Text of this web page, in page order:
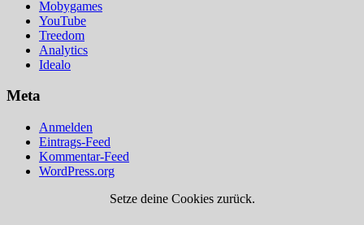
Mobygames
YouTube
Treedom
Analytics
Idealo
Meta
Anmelden
Eintrags-Feed
Kommentar-Feed
WordPress.org
Setze deine Cookies zurück.